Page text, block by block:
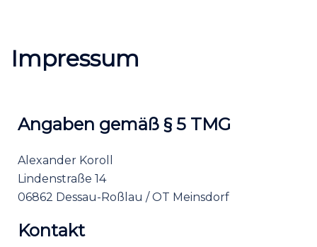
Impressum
Angaben gemäß § 5 TMG
Alexander Koroll
Lindenstraße 14
06862 Dessau-Roßlau / OT Meinsdorf
Kontakt